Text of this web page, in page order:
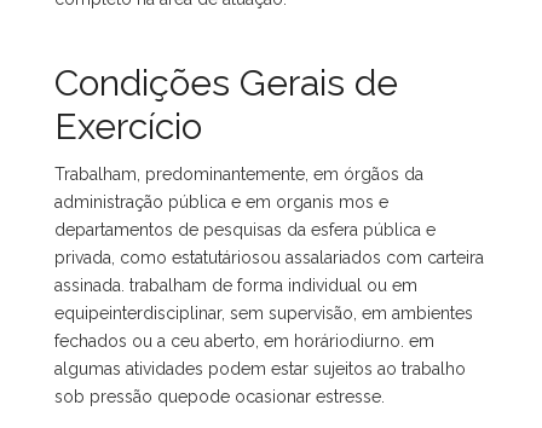
Condições Gerais de
Exercício
Trabalham, predominantemente, em órgãos da
administração pública e em organis mos e
departamentos de pesquisas da esfera pública e
privada, como estatutáriosou assalariados com carteira
assinada. trabalham de forma individual ou em
equipeinterdisciplinar, sem supervisão, em ambientes
fechados ou a ceu aberto, em horáriodiurno. em
algumas atividades podem estar sujeitos ao trabalho
sob pressão quepode ocasionar estresse.